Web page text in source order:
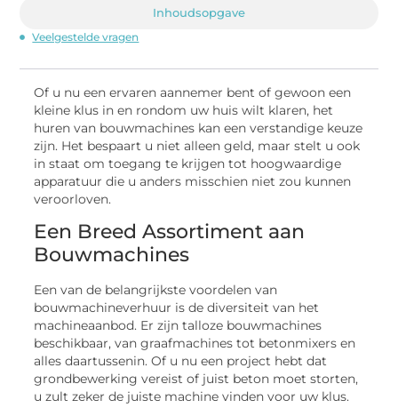
Inhoudsopgave
Veelgestelde vragen
Of u nu een ervaren aannemer bent of gewoon een
kleine klus in en rondom uw huis wilt klaren, het
huren van bouwmachines kan een verstandige keuze
zijn. Het bespaart u niet alleen geld, maar stelt u ook
in staat om toegang te krijgen tot hoogwaardige
apparatuur die u anders misschien niet zou kunnen
veroorloven.
Een Breed Assortiment aan
Bouwmachines
Een van de belangrijkste voordelen van
bouwmachineverhuur is de diversiteit van het
machineaanbod. Er zijn talloze bouwmachines
beschikbaar, van graafmachines tot betonmixers en
alles daartussenin. Of u nu een project hebt dat
grondbewerking vereist of juist beton moet storten,
u zult zeker de juiste machine vinden voor uw klus.